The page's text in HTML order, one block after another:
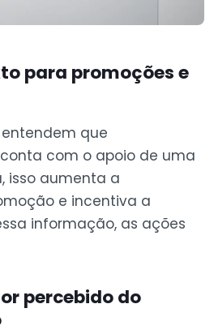
para promoções e
que
com o apoio de uma
isso aumenta a
e incentiva a
informação, as ações
percebido do